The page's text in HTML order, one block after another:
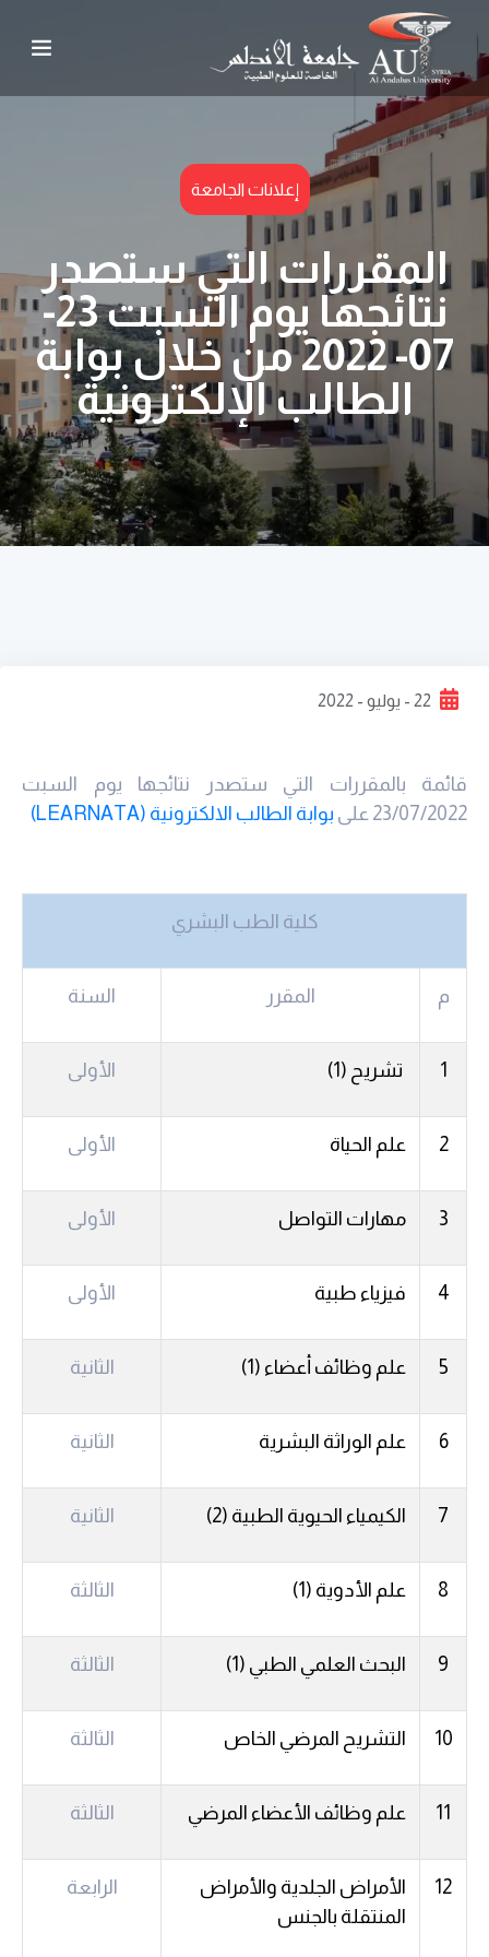
إعلانات الجامعة
المقررات التي ستصدر
نتائجها يوم السبت 23-
07- 2022 من خلال بوابة
الطالب الإلكترونية
22 - يوليو - 2022
قائمة بالمقررات التي ستصدر نتائجها يوم السبت
23/07/2022 على
بوابة الطالب الالكترونية (LEARNATA)
كلية الطب البشري
م المقرر السنة
1 تشريح (1) الأولى
2 علم الحياة الأولى
3 مهارات التواصل الأولى
4 فيزياء طبية الأولى
5 علم وظائف أعضاء (1) الثانية
6 علم الوراثة البشرية الثانية
7 الكيمياء الحيوية الطبية (2) الثانية
8 علم الأدوية (1) الثالثة
9 البحث العلمي الطبي (1) الثالثة
10 التشريح المرضي الخاص الثالثة
11 علم وظائف الأعضاء المرضي الثالثة
12
الأمراض الجلدية والأمراض
المنتقلة بالجنس
الرابعة